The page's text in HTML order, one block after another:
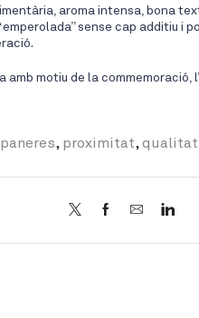
aroma intensa, bona
sense cap additiu i
motiu de la commemoració,
paneres, proximitat, qualitat